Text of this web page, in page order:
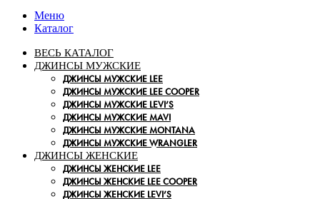
Меню
Каталог
ВЕСЬ КАТАЛОГ
ДЖИНСЫ МУЖСКИЕ
ДЖИНСЫ МУЖСКИЕ LEE
ДЖИНСЫ МУЖСКИЕ LEE COOPER
ДЖИНСЫ МУЖСКИЕ LEVI’S
ДЖИНСЫ МУЖСКИЕ MAVI
ДЖИНСЫ МУЖСКИЕ MONTANA
ДЖИНСЫ МУЖСКИЕ WRANGLER
ДЖИНСЫ ЖЕНСКИЕ
ДЖИНСЫ ЖЕНСКИЕ LEE
ДЖИНСЫ ЖЕНСКИЕ LEE COOPER
ДЖИНСЫ ЖЕНСКИЕ LEVI’S